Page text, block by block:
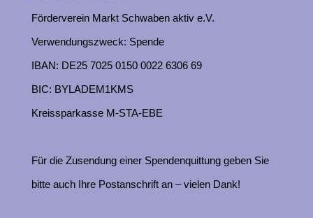
Förderverein Markt Schwaben aktiv e.V.
Verwendungszweck: Spende
IBAN: DE25 7025 0150 0022 6306 69
BIC: BYLADEM1KMS
Kreissparkasse M-STA-EBE
Für die Zusendung einer Spendenquittung geben Sie
bitte auch Ihre Postanschrift an – vielen Dank!